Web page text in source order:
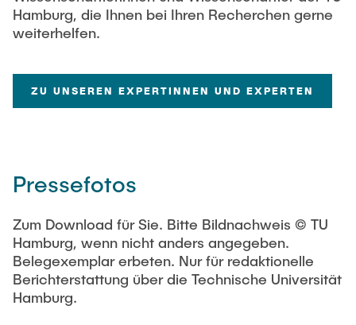
Hamburg, die Ihnen bei Ihren Recherchen gerne
weiterhelfen.
ZU UNSEREN EXPERTINNEN UND EXPERTEN
Pressefotos
Zum Download für Sie. Bitte Bildnachweis © TU
Hamburg, wenn nicht anders angegeben.
Belegexemplar erbeten. Nur für redaktionelle
Berichterstattung über die Technische Universität
Hamburg.